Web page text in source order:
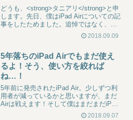
どうも、<strong>タニアリ</strong>と申
します。先日、僕はiPad Airについての記
事をしたためました。追悼ではなく、こ
れから先も共に戦い抜くため、己を鼓舞
するために書いたもの…。所々「Pro欲し
2018.09.09
5年落ちのiPad Airでもまだ使え
るよ！そう、使い方を絞れば
ね…！
5年前に発売されたiPad Air。少しずつ利
用者が減っているかと思いますが、まだ
Airは戦えます！そして僕はまだまだiPad
Airで戦ってます！という、誰かに勇気を
2018.09.07